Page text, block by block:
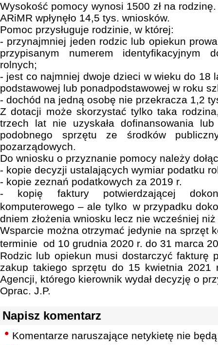
Wysokość pomocy wynosi 1500 zł na
ARiMR wpłynęło 14,5 tys. wniosków.
Pomoc przysługuje rodzinie, w której:
- przynajmniej jeden rodzic lub opiekun
przypisanym numerem identyfikacyjnym
rolnych;
- jest co najmniej dwoje dzieci w wieku do 18
podstawowej lub ponadpodstawowej w roku
- dochód na jedną osobę nie przekracza 1,2
Z dotacji może skorzystać tylko taka
trzech lat nie uzyskała dofinansowania
podobnego sprzętu ze środków
pozarządowych.
Do wniosku o przyznanie pomocy należy
- kopie decyzji ustalających wymiar podatku
- kopie zeznań podatkowych za 2019 r.
- kopię faktury potwierdzającej
komputerowego – ale tylko w przypadku
dniem złożenia wniosku lecz nie wcześniej
Wsparcie można otrzymać jedynie na sprzęt
terminie od 10 grudnia 2020 r. do 31 marca
Rodzic lub opiekun musi dostarczyć fakturę
zakup takiego sprzętu do 15 kwietnia 2021
Agencji, którego kierownik wydał decyzję o
Oprac. J.P.
Napisz komentarz
Komentarze naruszające netykietę nie